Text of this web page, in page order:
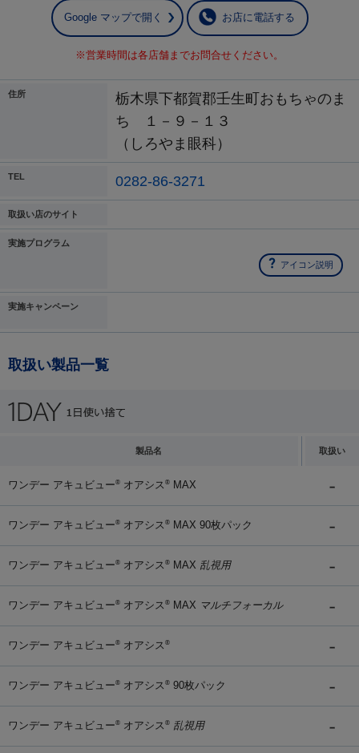
Google マップで開く お店に電話する
※営業時間は各店舗までお問合せください。
住所
栃木県下都賀郡壬生町おもちゃのま
ち １－９－１３
（しろやま眼科）
TEL 0282-86-3271
取扱い店のサイト
実施プログラム
アイコン説明
実施キャンペーン
取扱い製品一覧
製品名 取扱い
ワンデー アキュビュー® オアシス ® MAX
ワンデー アキュビュー® オアシス ® MAX 90枚パック
ワンデー アキュビュー® オアシス ® MAX 乱視用
ワンデー アキュビュー® オアシス ® MAX マルチフォーカル
ワンデー アキュビュー® オアシス ®
ワンデー アキュビュー® オアシス ® 90枚パック
ワンデー アキュビュー® オアシス ® 乱視用